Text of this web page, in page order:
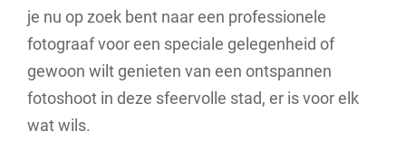
je nu op zoek bent naar een professionele
fotograaf voor een speciale gelegenheid of
gewoon wilt genieten van een ontspannen
fotoshoot in deze sfeervolle stad, er is voor elk
wat wils.